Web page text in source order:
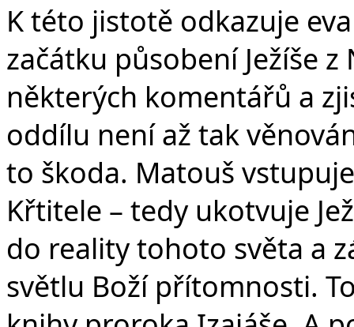
K této jistotě odkazuje
začátku působení Ježíše
některých komentářů a
oddílu není až tak
to škoda. Matouš
Křtitele – tedy ukotvuje
do reality tohoto světa a
světlu Boží přítomnosti.